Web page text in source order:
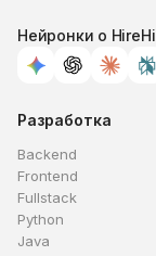
Нейронки о HireHi
Разработка
Backend
Frontend
Fullstack
Python
Java